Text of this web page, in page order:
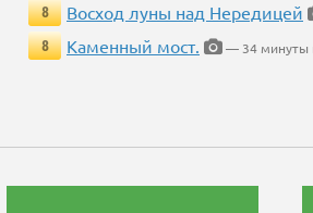
8
Восход луны над Нередицей
8
Каменный мост. — 34 минуты